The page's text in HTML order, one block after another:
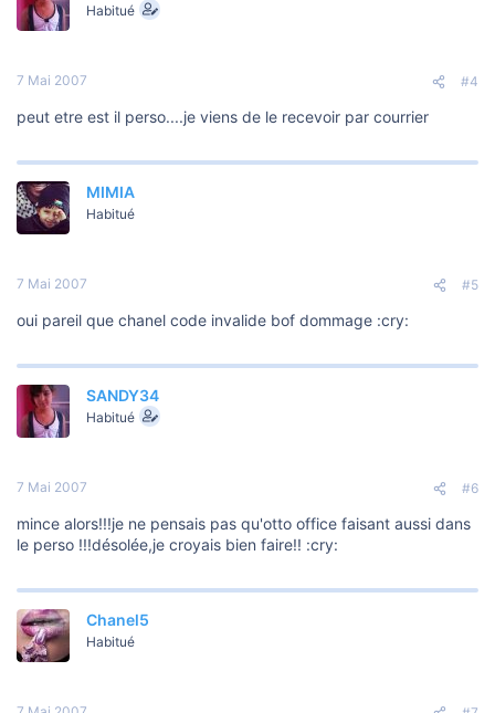
Habitué
7 Mai 2007 #4
peut etre est il perso....je viens de le recevoir par courrier
MIMIA
Habitué
7 Mai 2007 #5
oui pareil que chanel code invalide bof dommage :cry:
SANDY34
Habitué
7 Mai 2007 #6
mince alors!!!je ne pensais pas qu'otto office faisant aussi dans
le perso !!!désolée,je croyais bien faire!! :cry:
Chanel5
Habitué